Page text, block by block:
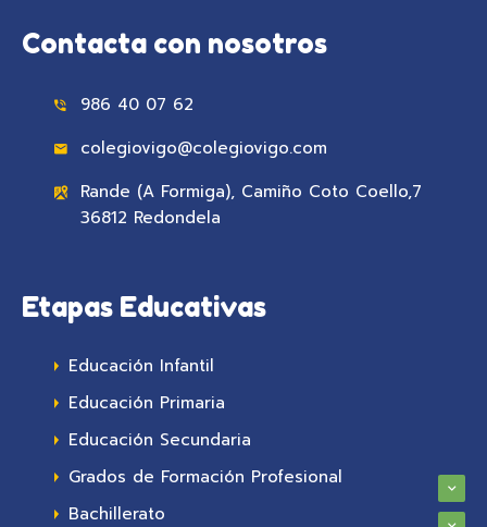
Contacta con nosotros
986 40 07 62
colegiovigo@colegiovigo.com
Rande (A Formiga), Camiño Coto Coello,7
36812 Redondela
Etapas Educativas
Educación Infantil
Educación Primaria
Educación Secundaria
Grados de Formación Profesional
Bachillerato